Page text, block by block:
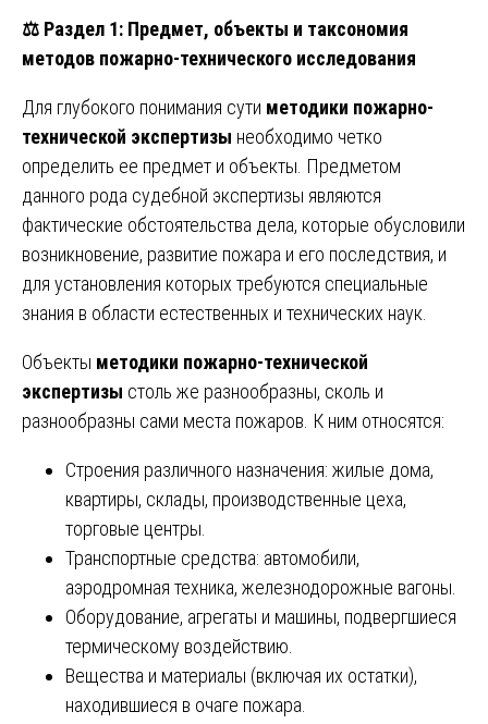
⚖️ Раздел 1: Предмет, объекты и таксономия
методов пожарно-технического исследования
Для глубокого понимания сути методики пожарно-
технической экспертизы необходимо четко
определить ее предмет и объекты. Предметом
данного рода судебной экспертизы являются
фактические обстоятельства дела, которые обусловили
возникновение, развитие пожара и его последствия, и
для установления которых требуются специальные
знания в области естественных и технических наук.
Объекты методики пожарно-технической
экспертизы столь же разнообразны, сколь и
разнообразны сами места пожаров. К ним относятся:
Строения различного назначения: жилые дома,
квартиры, склады, производственные цеха,
торговые центры.
Транспортные средства: автомобили,
аэродромная техника, железнодорожные вагоны.
Оборудование, агрегаты и машины, подвергшиеся
термическому воздействию.
Вещества и материалы (включая их остатки),
находившиеся в очаге пожара.